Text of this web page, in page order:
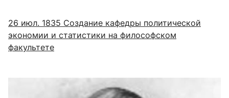
26 июл. 1835 Создание кафедры политической
экономии и статистики на философском
факультете